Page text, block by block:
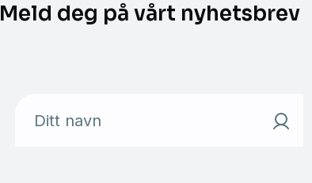
Meld deg på vårt nyhetsbrev
Ditt navn